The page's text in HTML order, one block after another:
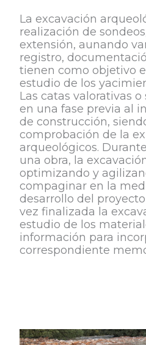
La excavación
realización de
extensión, aunando
registro,
tienen como objetivo
estudio de los
Las catas valorativas
en una fase previa al
de construcción,
comprobación de la
arqueológicos.
una obra, la
optimizando y
compaginar en la
desarrollo del
vez finalizada la
estudio de los
información para
correspondiente